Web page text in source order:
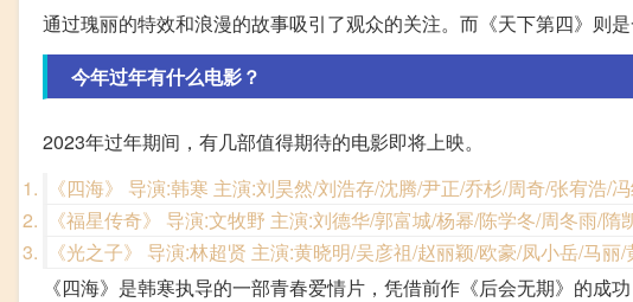
通过瑰丽的特效和浪漫的故事吸引了观众的关注。而《天下第四》则
今年过年有什么电影？
2023年过年期间，有几部值得期待的电影即将上映。
《四海》 导演:韩寒 主演:刘昊然/刘浩存/沈腾/尹正/乔杉/周奇/张宥浩/
《福星传奇》 导演:文牧野 主演:刘德华/郭富城/杨幂/陈学冬/周冬雨/隋
《光之子》 导演:林超贤 主演:黄晓明/吴彦祖/赵丽颖/欧豪/凤小岳/马丽
《四海》是韩寒执导的一部青春爱情片，凭借前作《后会无期》的